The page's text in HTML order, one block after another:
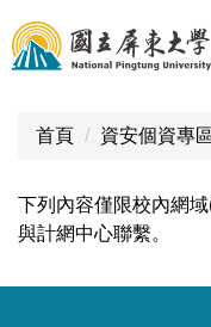
跳
到
主
首頁 資安個資專
下列內容僅限校內網
與計網中心聯繫。